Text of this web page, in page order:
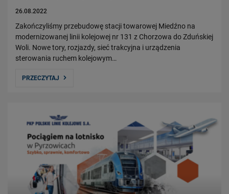
26.08.2022
Zakończyliśmy przebudowę stacji towarowej Miedźno na
modernizowanej linii kolejowej nr 131 z Chorzowa do Zduńskiej
Woli. Nowe tory, rozjazdy, sieć trakcyjna i urządzenia
sterowania ruchem kolejowym…
PRZECZYTAJ